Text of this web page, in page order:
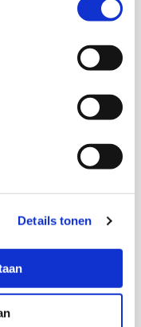
Details tonen